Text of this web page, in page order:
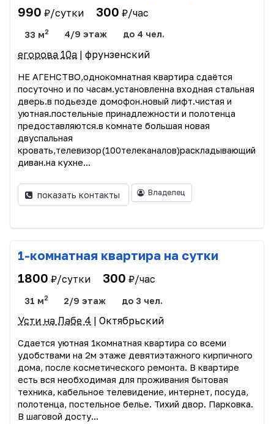
990 ₽/сутки 300 ₽/час
33 м2 4/9 этаж до 4 чел.
егорова 10а | фрунзенский
НЕ АГЕНСТВО,однокомнатная квартира сдаётся
посуточно и по часам.установленна входная стальная
дверь.в подьезде домофон.новый лифт.чистая и
уютная.постельные принадлежности и полотенца
предоставляются.в комнате большая новая
двуспальная
кровать,телевизор(100телеканалов)раскладывающийся
диван.на кухне...
показать контакты Владелец
1-комнатная квартира на сутки
1800 ₽/сутки 300 ₽/час
31 м2 2/9 этаж до 3 чел.
Усти на Лабе 4 | Октябрьский
Сдается уютная 1комнатная квартира со всеми
удобствами на 2м этаже девятиэтажного кирпичного
дома, после косметического ремонта. В квартире
есть вся необходимая для проживания бытовая
техника, кабельное телевидение, интернет, посуда,
полотенца, постельное белье. Тихий двор. Парковка.
В шаговой досту...